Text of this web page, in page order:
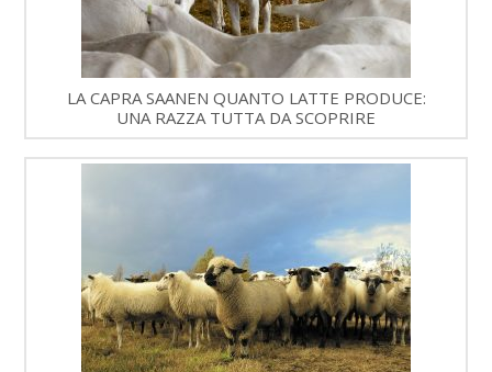
LA CAPRA SAANEN QUANTO LATTE PRODUCE:
UNA RAZZA TUTTA DA SCOPRIRE